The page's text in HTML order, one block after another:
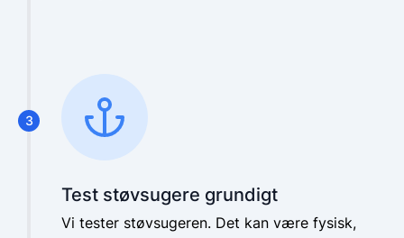
3
Test støvsugere grundigt
Vi tester støvsugeren. Det kan være fysisk,